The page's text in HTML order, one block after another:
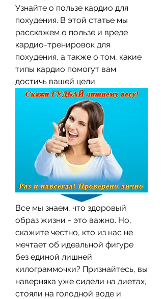
Узнайте о пользе кардио для
похудения. В этой статье мы
расскажем о пользе и вреде
кардио-тренировок для
похудения, а также о том, какие
типы кардио помогут вам
достичь вашей цели.
Все мы знаем, что здоровый
образ жизни - это важно. Но,
скажите честно, кто из нас не
мечтает об идеальной фигуре
без единой лишней
килограммочки? Признайтесь, вы
наверняка уже сидели на диетах,
стояли на голодной воде и